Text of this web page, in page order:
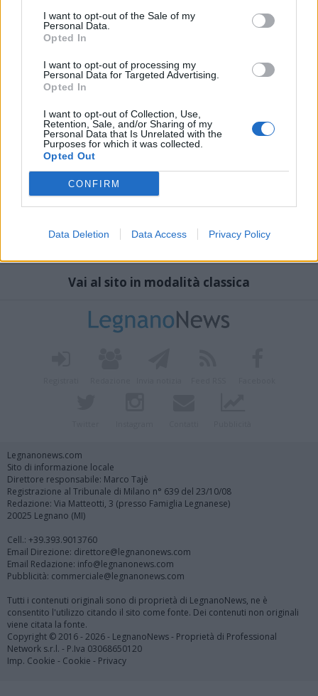
I want to opt-out of the Sale of my
Personal Data.
Opted In
I want to opt-out of processing my
Personal Data for Targeted Advertising.
Opted In
I want to opt-out of Collection, Use,
Retention, Sale, and/or Sharing of my
Personal Data that Is Unrelated with the
Purposes for which it was collected.
Opted Out
CONFIRM
Data Deletion Data Access Privacy Policy
Vai al sito in modalità classica
Legnanonews.com
Sito di informazione locale
Direttore responsabile: Marco Tajè
Registrazione al Tribunale di Milano n° 639 del 23/10/08
Redazione: Via Matteotti, 3 (presso Famiglia Legnanese)
20025 Legnano (MI)
Cell.: +39.393.9013760
Email Direzione: direttore@legnanonews.com
Email Redazione: info@legnanonews.com
Pubblicità: commerciale@legnanonews.com
Tutti i contenuti originali sono di proprietà di LegnanoNews, ne è
consentito l'utilizzo citando il sito come fonte. Dei contenuti non originali
viene citata la fonte.
Copyright © 2016 - 2026 - LegnanoNews - Proprietà di Professional
Network s.r.l. - P.Iva 03068650120
Imp. Cookie - Cookie - Privacy